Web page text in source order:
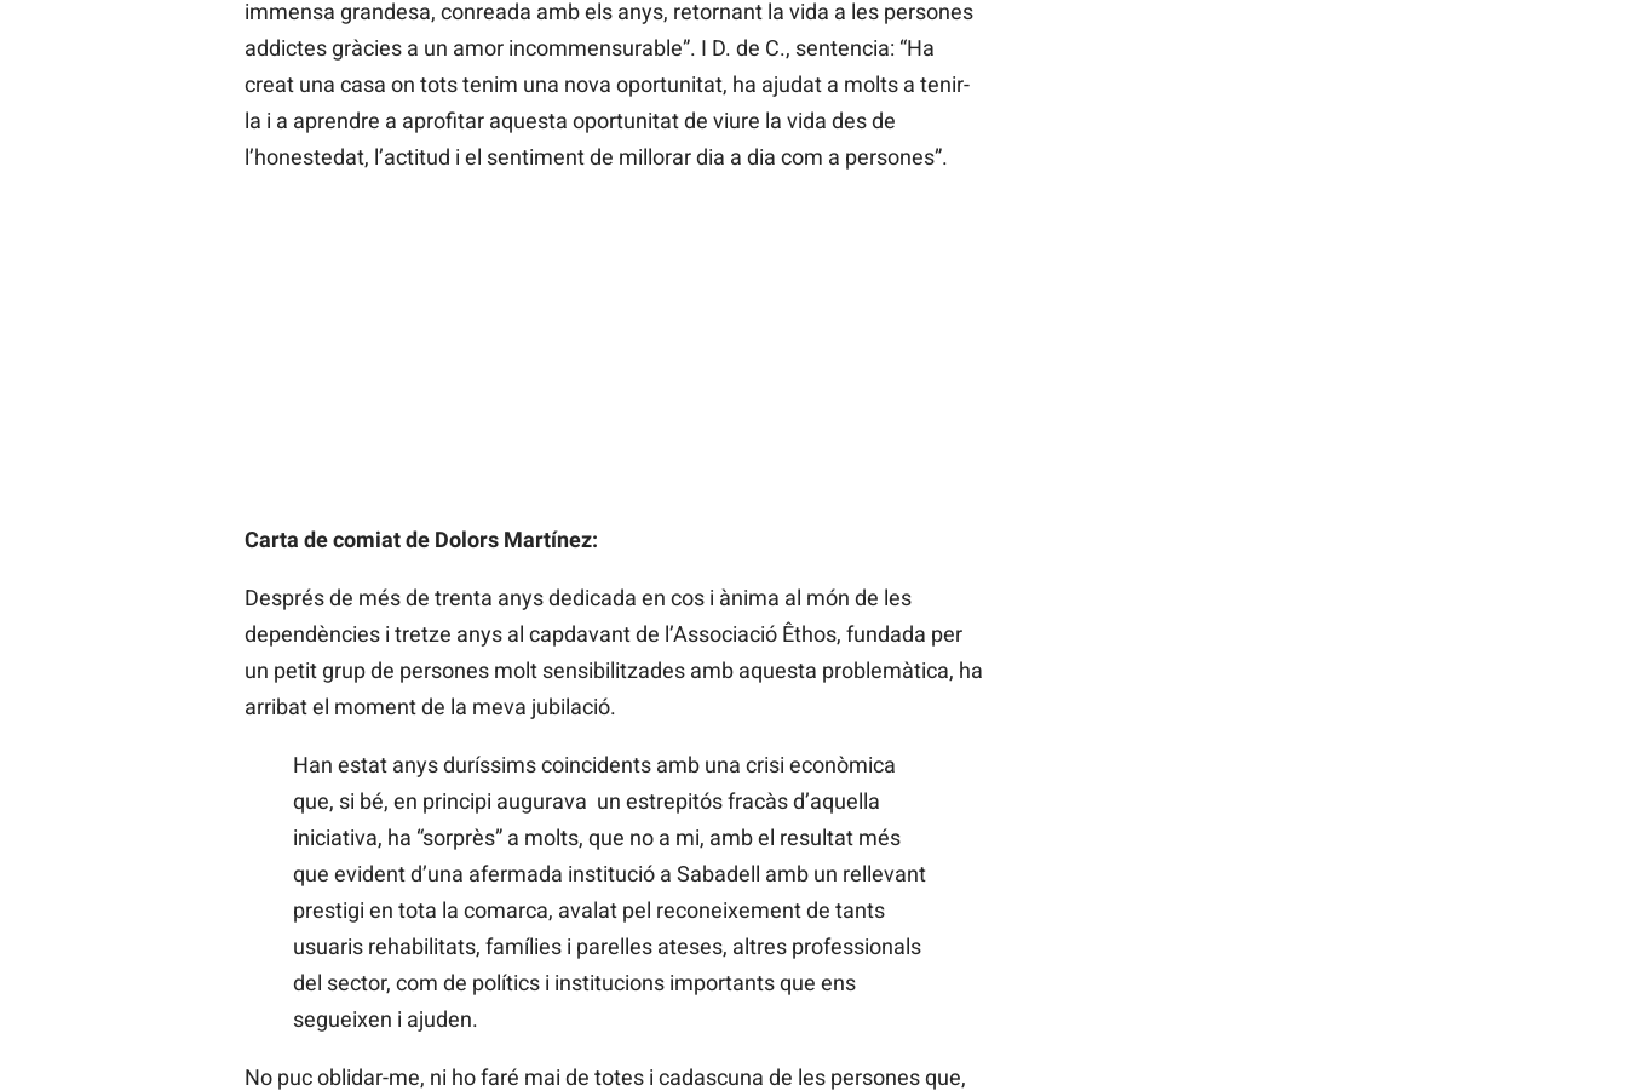
immensa grandesa, conreada amb els anys, retornant la vida a les persones
addictes gràcies a un amor incommensurable”. I D. de C., sentencia: “Ha
creat una casa on tots tenim una nova oportunitat, ha ajudat a molts a tenir-
la i a aprendre a aprofitar aquesta oportunitat de viure la vida des de
l’honestedat, l’actitud i el sentiment de millorar dia a dia com a persones”.
Carta de comiat de Dolors Martínez:
Després de més de trenta anys dedicada en cos i ànima al món de les
dependències i tretze anys al capdavant de l’Associació Êthos, fundada per
un petit grup de persones molt sensibilitzades amb aquesta problemàtica, ha
arribat el moment de la meva jubilació.
Han estat anys duríssims coincidents amb una crisi econòmica
que, si bé, en principi augurava un estrepitós fracàs d’aquella
iniciativa, ha “sorprès” a molts, que no a mi, amb el resultat més
que evident d’una afermada institució a Sabadell amb un rellevant
prestigi en tota la comarca, avalat pel reconeixement de tants
usuaris rehabilitats, famílies i parelles ateses, altres professionals
del sector, com de polítics i institucions importants que ens
segueixen i ajuden.
No puc oblidar-me, ni ho faré mai de totes i cadascuna de les persones que,